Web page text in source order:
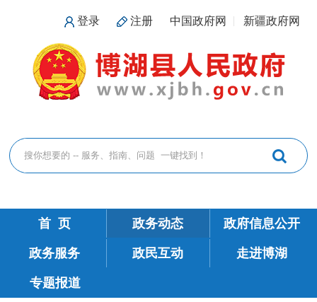
登录 注册 中国政府网 新疆政府网
首 页 政务动态 政府信息公开
政务服务 政民互动 走进博湖
专题报道